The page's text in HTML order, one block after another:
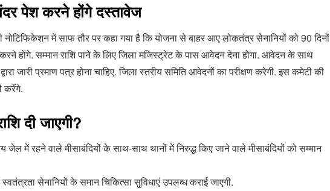
पेश करने होंगे दस्तावेज
नोटिफिकेशन में साफ तौर पर कहा गया है कि योजना से बाहर आए लोकतंत्र सेनानियों को 90 दिनों
होंगे. सम्मान राशि पाने के लिए जिला मजिस्ट्रेट के पास आवेदन देना होगा. आवेदन के साथ
जारी प्रमाण पत्र होना चाहिए. जिला स्तरीय समिति आवेदनों का परीक्षण करेगी. इस कमेटी की
करेंगे.
दी जाएगी?
में रहने वाले मीसाबंदियों के साथ-साथ थानों में निरुद्ध किए जाने वाले मीसाबंदियों को सम्मान
स्वतंत्रता सेनानियों के समान चिकित्सा सुविधाएं उपलब्ध कराई जाएगी.